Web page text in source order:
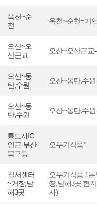
옥천~순
천
옥천~순천=기
오산~오
산근교
오산~오산근교
오산~동
탄,수원
오산~동탄,수
오산~동
탄,수원
오산~동탄,수
통도사IC
인근-부산
북구등
오뚜기식품*
칠서센터
~거창,남
해3곳
오뚜기식품 1
창,남해3곳 현
사)